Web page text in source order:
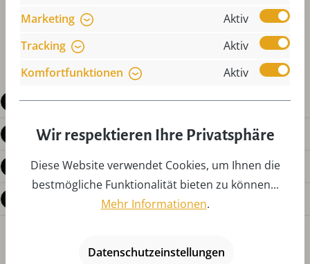
Beschreibung
Produktdetails
Bewertungen
Fragen zum Produkt
Marketing
Aktiv
Tracking
Aktiv
Komfortfunktionen
Aktiv
Wir respektieren Ihre Privatsphäre
Diese Website verwendet Cookies, um Ihnen die
bestmögliche Funktionalität bieten zu können...
Mehr Informationen.
Datenschutzeinstellungen